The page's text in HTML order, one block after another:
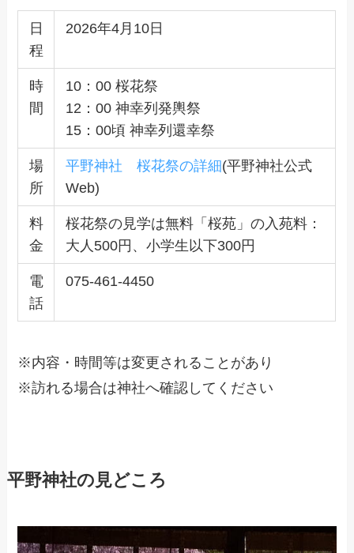
日
程
2026年4月10日
時
間
10：00 桜花祭
12：00 神幸列発輿祭
15：00頃 神幸列還幸祭
場
所
平野神社 桜花祭の詳細(平野神社公式
Web)
料
金
桜花祭の見学は無料「桜苑」の入苑料：
大人500円、小学生以下300円
電
話
075-461-4450
※内容・時間等は変更されることがあり
※訪れる場合は神社へ確認してください
平野神社の見どころ